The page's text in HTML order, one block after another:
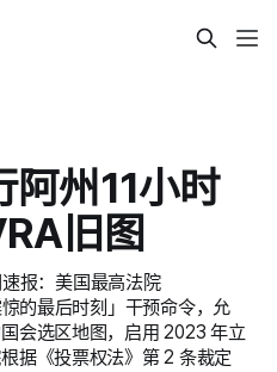
阿州11小时
旧图
报：美国最高法院
的最后时刻」干预命令，允
会选区地图，启用 2023 年立
据《投票权法》第 2 条裁定